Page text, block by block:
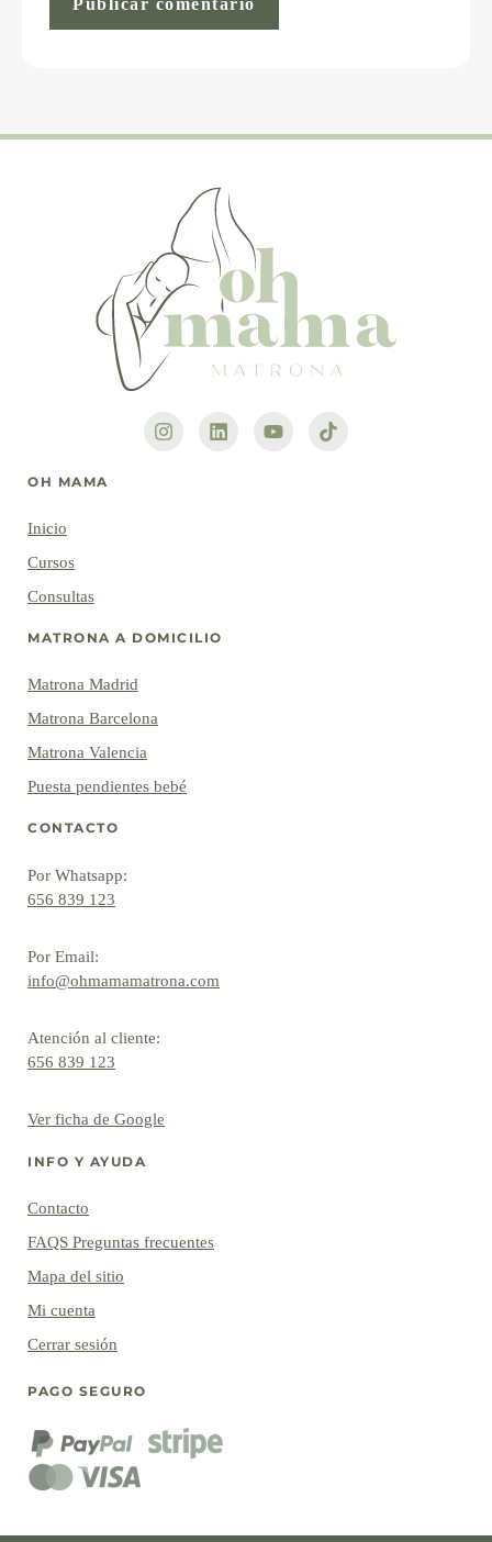
OH MAMA
Inicio
Cursos
Consultas
MATRONA A DOMICILIO
Matrona Madrid
Matrona Barcelona
Matrona Valencia
Puesta pendientes bebé
CONTACTO
Por Whatsapp:
656 839 123
Por Email:
info@ohmamamatrona.com
Atención al cliente:
656 839 123
Ver ficha de Google
INFO Y AYUDA
Contacto
FAQS Preguntas frecuentes
Mapa del sitio
Mi cuenta
Cerrar sesión
PAGO SEGURO